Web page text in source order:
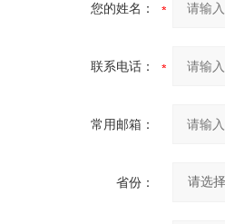
您的姓名：
联系电话：
常用邮箱：
省份：